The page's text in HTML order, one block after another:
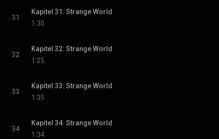
31
Kapitel 31: Strange World
1:30
32
Kapitel 32: Strange World
1:25
33
Kapitel 33: Strange World
1:35
34
Kapitel 34: Strange World
1:34